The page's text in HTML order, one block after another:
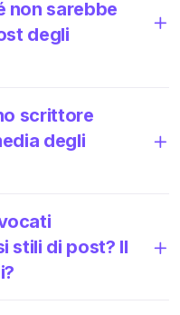
non sarebbe
degli
scrittore
degli
stili di post? Il